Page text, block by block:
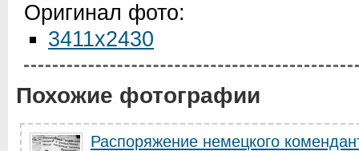
Оригинал фото:
3411x2430
Похожие фотографии
Распоряжение немецкого